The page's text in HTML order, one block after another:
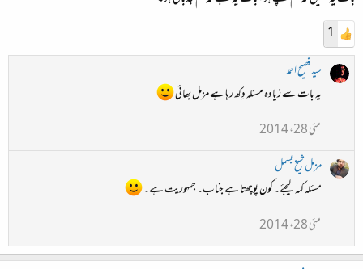
1
سید فصیح احمد
یہ بات سے زیادہ مسئلہ دِکھ رہا ہے مزمل بھائی
مئی 28، 2014
مزمل شیخ بسمل
مسئلہ کہہ لیجئے۔ کون پوچھتا ہے جناب۔ جمہوریت ہے۔
مئی 28، 2014